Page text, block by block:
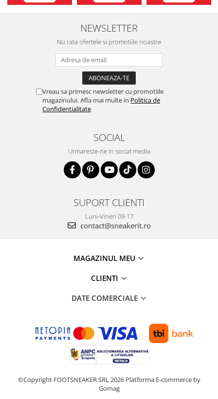
NEWSLETTER
Nu rata ofertele si promotiile noastre
Vreau sa primesc newsletter cu promotiile
magazinului. Afla mai multe in Politica de
Confidentialitate
SOCIAL
Urmareste-ne in social media
SUPORT CLIENTI
Luni-Vineri 09-17
contact@sneakerit.ro
MAGAZINUL MEU
CLIENTI
DATE COMERCIALE
©Copyright FOOTSNEAKER SRL 2026 Platforma E-commerce by
Gomag